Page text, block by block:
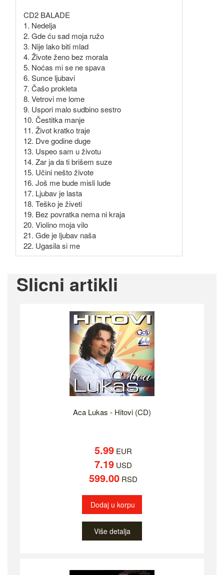
CD2 BALADE
1. Nedelja
2. Gde ću sad moja ružo
3. Nije lako biti mlad
4. Živote ženo bez morala
5. Noćas mi se ne spava
6. Sunce ljubavi
7. Čašo prokleta
8. Vetrovi me lome
9. Uspori malo sudbino sestro
10. Čestitka manje
11. Život kratko traje
12. Dve godine duge
13. Uspeo sam u životu
14. Zar ja da ti brišem suze
15. Učini nešto živote
16. Još me bude misli lude
17. Ljubav je lasta
18. Teško je živeti
19. Bez povratka nema ni kraja
20. Violino moja vilo
21. Gde je ljubav naša
22. Ugasila si me
Slicni artikli
Aca Lukas - Hitovi (CD)
5.99 EUR
7.19 USD
599.00 RSD
Dodaj u korpu
Više detalja